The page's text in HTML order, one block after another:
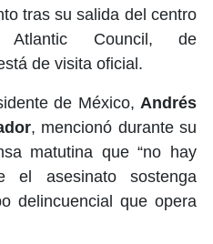
tras su salida del centro
Atlantic Council, de
de visita oficial.
de México, Andrés
, mencionó durante su
matutina que “no hay
el asesinato sostenga
delincuencial que opera